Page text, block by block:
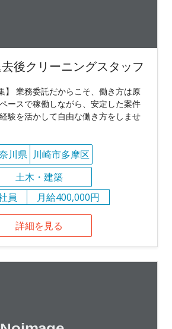
後クリーニングスタッフ
】 業務委託だからこそ、働き方は原
ースで稼働しながら、安定した案件
験を活かして自由な働き方をしませ
川県 川崎市多摩区
土木・建築
員
月給400,000円
詳細を見る